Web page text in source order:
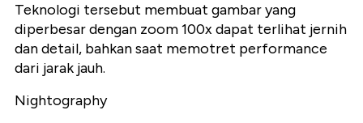
Teknologi tersebut membuat gambar yang
diperbesar dengan zoom 100x dapat terlihat jernih
dan detail, bahkan saat memotret performance
dari jarak jauh.
Nightography